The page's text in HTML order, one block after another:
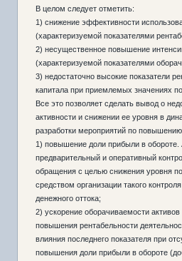
В целом следует отметить:
1) снижение эффективности
(характеризуемой показателями
2) несущественное повышение
(характеризуемой показателями
3) недостаточно высокие показатели
капитала при приемлемых значениях
Все это позволяет сделать вывод о
активности и снижении ее уровня в
разработки мероприятий по
1) повышение доли прибыли в обороте.
предварительный и оперативный
обращения с целью снижения уровня
средством организации такого
денежного оттока;
2) ускорение оборачиваемости
повышения рентабельности
влияния последнего показателя при
повышения доли прибыли в обороте